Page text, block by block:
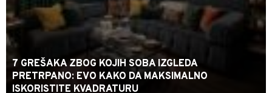
7 GREŠAKA ZBOG KOJIH SOBA IZGLEDA
PRETRPANO: EVO KAKO DA MAKSIMALNO
ISKORISTITE KVADRATURU